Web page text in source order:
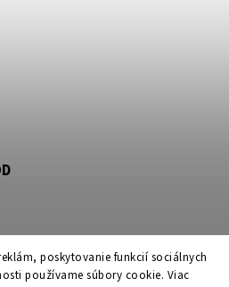
poskytovanie funkcií sociálnych
používame súbory cookie. Viac